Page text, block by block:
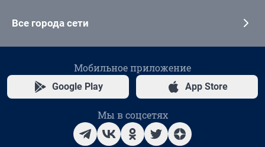
Все города сети
Мобильное приложение
Google Play App Store
Мы в соцсетях